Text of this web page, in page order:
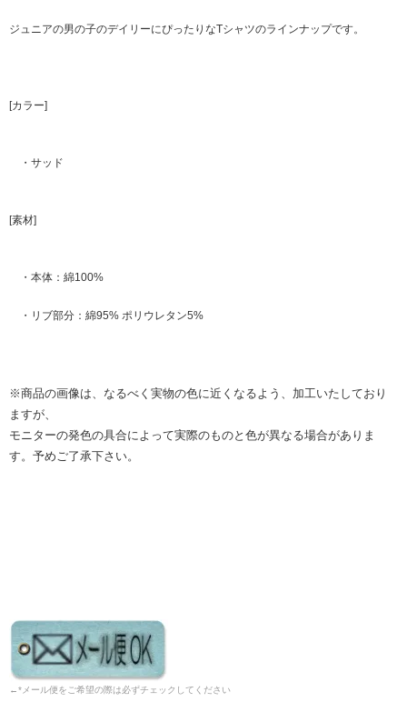
ジュニアの男の子のデイリーにぴったりなTシャツのラインナップです。
[カラー]
・サッド
[素材]
・本体：綿100%
・リブ部分：綿95% ポリウレタン5%
※商品の画像は、なるべく実物の色に近くなるよう、加工いたしており
ますが、
モニターの発色の具合によって実際のものと色が異なる場合がありま
す。予めご了承下さい。
←*メール便をご希望の際は必ずチェックしてください